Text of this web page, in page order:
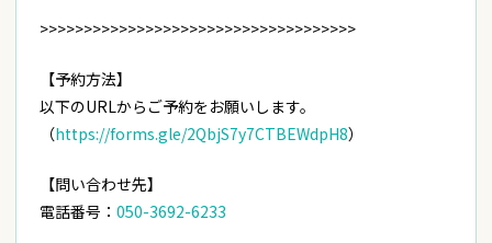
>>>>>>>>>>>>>>>>>>>>>>>>>>>>>>>>>>>>
【予約方法】
以下のURLからご予約をお願いします。
（https://forms.gle/2QbjS7y7CTBEWdpH8）
【問い合わせ先】
電話番号： 050-3692-6233